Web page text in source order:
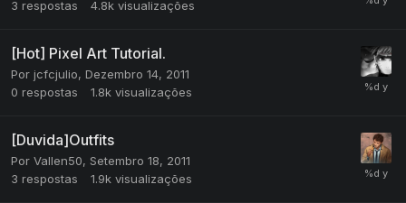
3 respostas 4.8k visualizações
[Hot] Pixel Art Tutorial.
Por jcfcjulio, Dezembro 14, 2011
0 respostas 1.8k visualizações
[Duvida]Outfits
Por Vallen50, Setembro 18, 2011
3 respostas 1.9k visualizações